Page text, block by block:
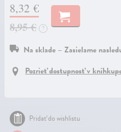
8,32 €
8,95 €
?
Na sklade – Zasielame
Pozrieť dostupnosť v
Pridať do wishlistu